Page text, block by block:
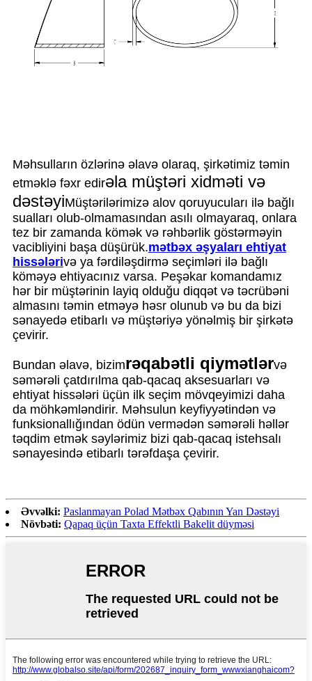
Məhsulların özlərinə əlavə olaraq, şirkətimiz təmin
etməklə fəxr edirəla müştəri xidməti və
dəstəyiMüştərilərimizə alov qoruyucuları ilə bağlı
sualları olub-olmamasından asılı olmayaraq, onlara
tez bir zamanda kömək və rəhbərlik göstərməyin
vacibliyini başa düşürük.mətbəx əşyaları ehtiyat
hissələrivə ya fərdiləşdirmə seçimləri ilə bağlı
köməyə ehtiyacınız varsa. Peşəkar komandamız
hər bir müştərinin layiq olduğu diqqət və təcrübəni
almasını təmin etməyə həsr olunub və bu da bizi
sənayedə etibarlı və müştəriyə yönəlmiş bir şirkətə
çevirir.
Bundan əlavə, bizimrəqabətli qiymətlərvə
səmərəli çatdırılma qab-qacaq aksesuarları və
ehtiyat hissələri üçün ilk seçim mövqeyimizi daha
da möhkəmləndirir. Məhsulun keyfiyyətindən və
funksionallığından ödün vermədən səmərəli həllər
təqdim etmək səylərimiz bizi qab-qacaq istehsalı
sənayesində etibarlı tərəfdaşa çevirir.
Əvvəlki: Paslanmayan Polad Mətbəx Qabının Yan Dəstəyi
Növbəti: Qapaq üçün Taxta Effektli Bakelit düyməsi